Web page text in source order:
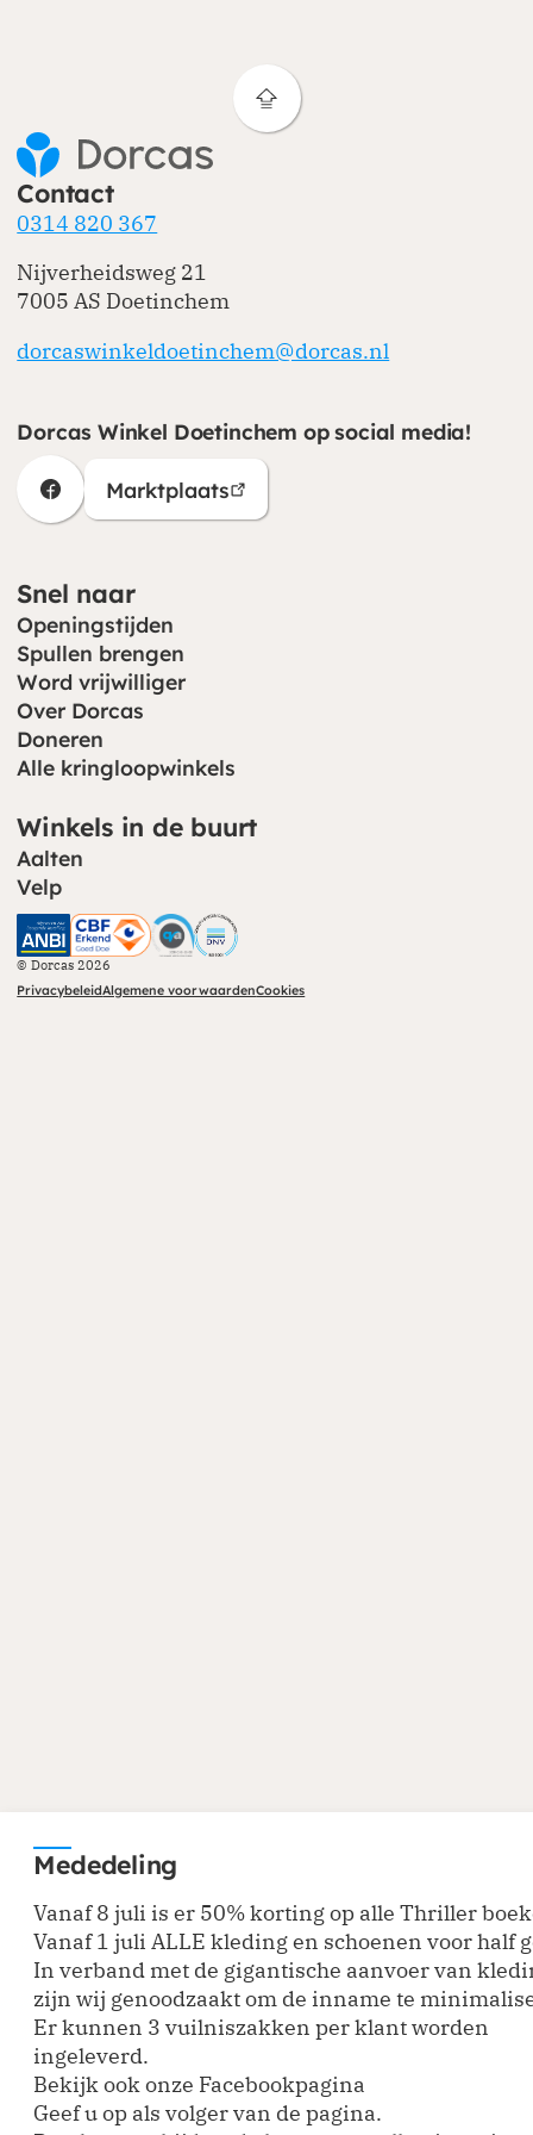
Contact
0314 820 367
Nijverheidsweg 21
7005 AS Doetinchem
dorcaswinkeldoetinchem@dorcas.nl
Dorcas Winkel Doetinchem op social media!
(opent in nieuw venster)
Marktplaats
(opent in nieuw venster)
Snel naar
Openingstijden
Spullen brengen
Word vrijwilliger
Over Dorcas
Doneren
Alle kringloopwinkels
Winkels in de buurt
Aalten
Velp
CBF (opent in nieuw venster)
CHS (opent in nieuw venster)
© Dorcas 2026
PrivacybeleidAlgemene voorwaardenCookies
Mededeling
Vanaf 8 juli is er 50% korting op alle Thriller
Vanaf 1 juli ALLE kleding en schoenen voor half
In verband met de gigantische aanvoer van
zijn wij genoodzaakt om de inname te
Er kunnen 3 vuilniszakken per klant worden
ingeleverd.
Bekijk ook onze Facebookpagina
Geef u op als volger van de pagina.